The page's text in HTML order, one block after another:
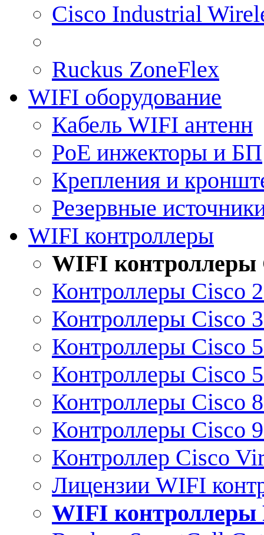
Cisco Industrial
Ruckus ZoneFlex
WIFI оборудование
Кабель WIFI антенн
PoE инжекторы и БП
Крепления и
Резервные
WIFI контроллеры
WIFI контроллеры
Контроллеры Cisco
Контроллеры Cisco
Контроллеры Cisco
Контроллеры Cisco
Контроллеры Cisco
Контроллеры Cisco
Контроллер Cisco
Лицензии WIFI
WIFI контроллеры